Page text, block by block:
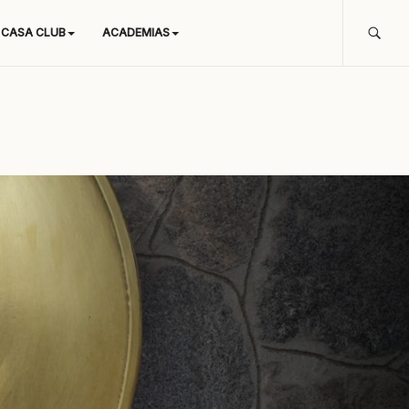
CASA CLUB ACADEMIAS